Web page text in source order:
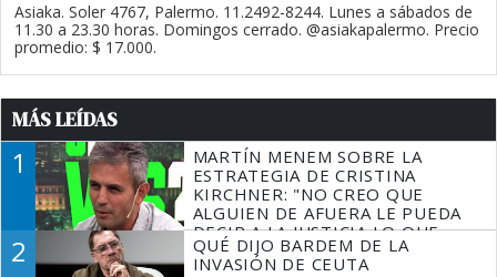
Asiaka. Soler 4767, Palermo. 11.2492-8244. Lunes a sábados de
11.30 a 23.30 horas. Domingos cerrado. @asiakapalermo. Precio
promedio: $ 17.000.
MÁS LEÍDAS
1
MARTÍN MENEM SOBRE LA
ESTRATEGIA DE CRISTINA
KIRCHNER: "NO CREO QUE
ALGUIEN DE AFUERA LE PUEDA
DECIR A LA JUSTICIA LO QUE
TIENE QUE HACER"
2
QUÉ DIJO BARDEM DE LA
INVASIÓN DE CEUTA